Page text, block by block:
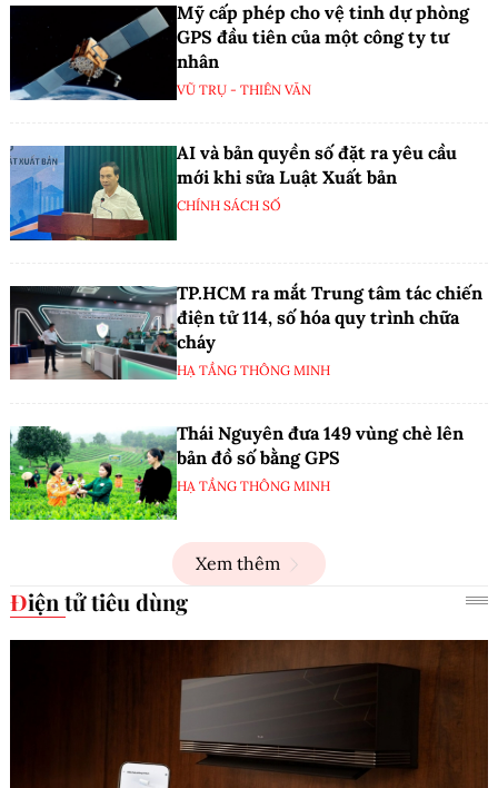
Mỹ cấp phép cho vệ tinh dự phòng
GPS đầu tiên của một công ty tư
nhân
VŨ TRỤ - THIÊN VĂN
AI và bản quyền số đặt ra yêu cầu
mới khi sửa Luật Xuất bản
CHÍNH SÁCH SỐ
TP.HCM ra mắt Trung tâm tác chiến
điện tử 114, số hóa quy trình chữa
cháy
HẠ TẦNG THÔNG MINH
Thái Nguyên đưa 149 vùng chè lên
bản đồ số bằng GPS
HẠ TẦNG THÔNG MINH
Xem thêm
Điện tử tiêu dùng